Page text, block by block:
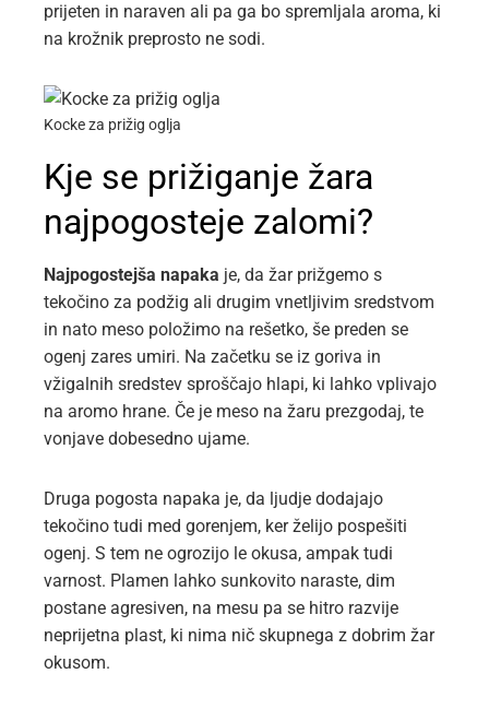
prijeten in naraven ali pa ga bo spremljala aroma, ki
na krožnik preprosto ne sodi.
Kocke za prižig oglja
Kje se prižiganje žara
najpogosteje zalomi?
Najpogostejša napaka je, da žar prižgemo s
tekočino za podžig ali drugim vnetljivim sredstvom
in nato meso položimo na rešetko, še preden se
ogenj zares umiri. Na začetku se iz goriva in
vžigalnih sredstev sproščajo hlapi, ki lahko vplivajo
na aromo hrane. Če je meso na žaru prezgodaj, te
vonjave dobesedno ujame.
Druga pogosta napaka je, da ljudje dodajajo
tekočino tudi med gorenjem, ker želijo pospešiti
ogenj. S tem ne ogrozijo le okusa, ampak tudi
varnost. Plamen lahko sunkovito naraste, dim
postane agresiven, na mesu pa se hitro razvije
neprijetna plast, ki nima nič skupnega z dobrim žar
okusom.